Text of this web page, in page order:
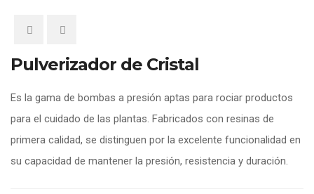
Pulverizador de Cristal
Es la gama de bombas a presión aptas para rociar productos
para el cuidado de las plantas. Fabricados con resinas de
primera calidad, se distinguen por la excelente funcionalidad en
su capacidad de mantener la presión, resistencia y duración.